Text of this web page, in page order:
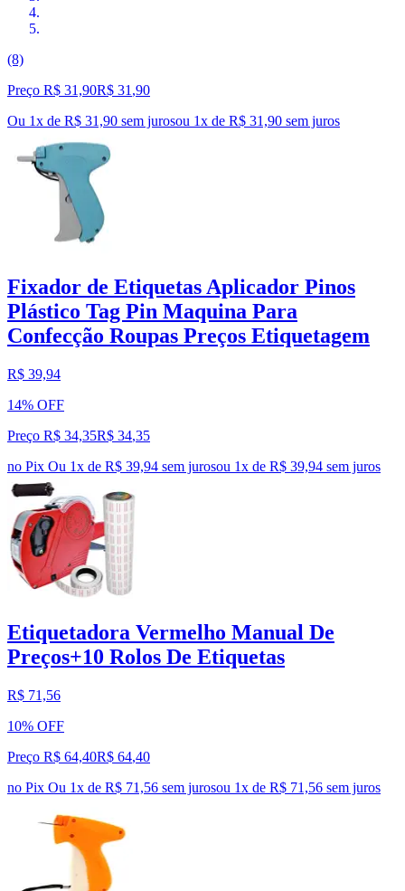
(8)
Preço R$ 31,90R$ 31 ,90
Ou 1x de R$ 31,90 sem jurosou 1x de R$ 31,90 sem juros
Fixador de Etiquetas Aplicador Pinos
Plástico Tag Pin Maquina Para
Confecção Roupas Preços Etiquetagem
R$ 39,94
14% OFF
Preço R$ 34,35R$ 34,35
no Pix Ou 1x de R$ 39,94 sem jurosou 1x de R$ 39,94 sem juros
Etiquetadora Vermelho Manual De
Preços+10 Rolos De Etiquetas
R$ 71,56
10% OFF
Preço R$ 64,40R$ 64,40
no Pix Ou 1x de R$ 71,56 sem jurosou 1x de R$ 71,56 sem juros